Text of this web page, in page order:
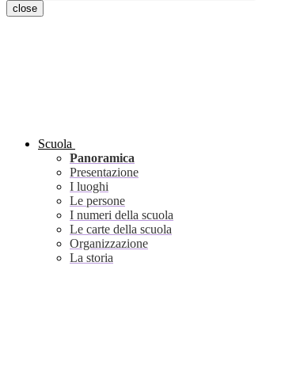
close
Scuola
Panoramica
Presentazione
I luoghi
Le persone
I numeri della scuola
Le carte della scuola
Organizzazione
La storia